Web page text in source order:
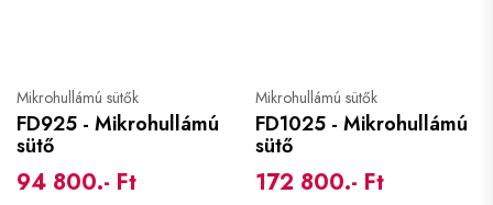
Mikrohullámú sütők
FD925 - Mikrohullámú
sütő
94 800.- Ft
Mikrohullámú sütők
FD1025 - Mikrohullámú
sütő
172 800.- Ft